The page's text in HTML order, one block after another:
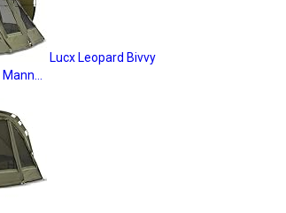
Lucx Leopard Bivvy